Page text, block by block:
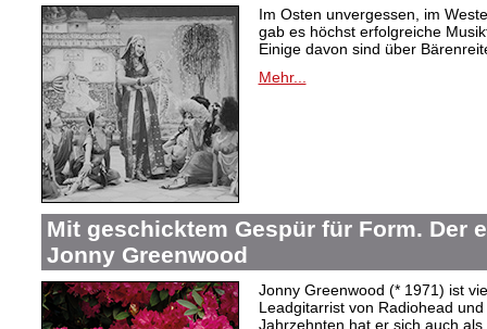
Im Osten unvergessen, im
gab es höchst erfolgreiche
Einige davon sind über
Mehr...
Mit geschicktem Gespür für Form. Der
Jonny Greenwood
Jonny Greenwood (* 1971) ist
Leadgitarrist von Radiohead
Jahrzehnten hat er sich auch